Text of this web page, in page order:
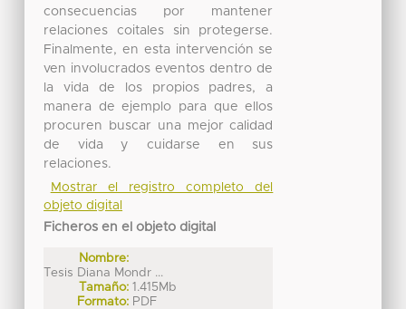
consecuencias por mantener
relaciones coitales sin protegerse.
Finalmente, en esta intervención se
ven involucrados eventos dentro de
la vida de los propios padres, a
manera de ejemplo para que ellos
procuren buscar una mejor calidad
de vida y cuidarse en sus
relaciones.
Mostrar el registro completo del
objeto digital
Ficheros en el objeto digital
Nombre:
Tesis Diana Mondr ...
Tamaño: 1.415Mb
Formato: PDF